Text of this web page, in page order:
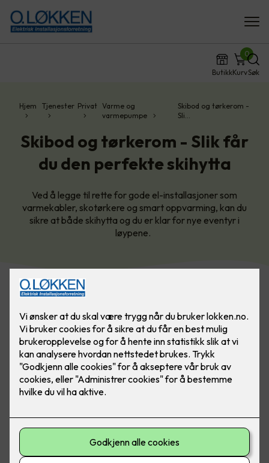
ButikkKurv
0
Søk
Hjem Tjenester Privat Varme og
varmepumpe
Skibod og tørkerom -
Sli…
Skibod og tørkerom - Slik får
du den perfekte skihytta
Ved å legge til rette for gode el-installasjoner som
varmekabler, skotørkere og smart oppvarming, kan du
sikre at både skihytta og du er klar for nye eventyr i
løypene.
Nordmenn er født med ski på beina, det er ingen tvil om at
vintersport er en del av folkesjela vår. Etter en lang dag i
løypene, enten du har stått på snowboard, slalom eller gått
en lang skitur, er det lite som slår følelsen av å komme hjem